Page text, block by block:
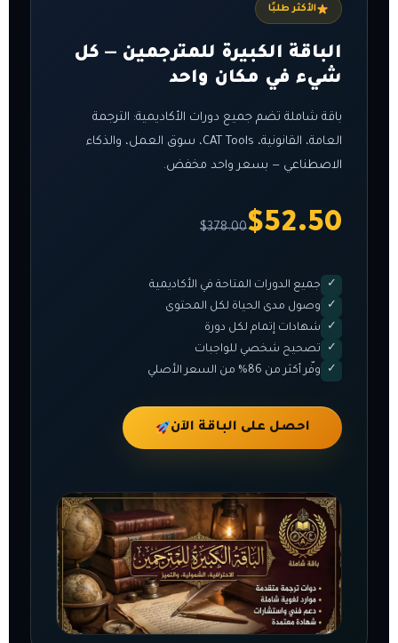
الأكثر طلبًا
الباقة الكبيرة للمترجمين — كل
شيء في مكان واحد
باقة شاملة تضم جميع دورات الأكاديمية: الترجمة
العامة، القانونية، CAT Tools، سوق العمل، والذكاء
الاصطناعي — بسعر واحد مخفض.
$52.50
$378.00
✓ جميع الدورات المتاحة في الأكاديمية
✓ وصول مدى الحياة لكل المحتوى
✓ شهادات إتمام لكل دورة
✓ تصحيح شخصي للواجبات
✓ وفّر أكثر من 86% من السعر الأصلي
احصل على الباقة الآن